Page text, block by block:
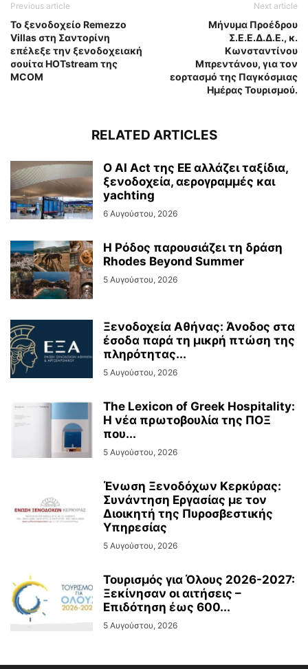
Previous article
Το ξενοδοχείο Remezzo
Villas στη Σαντορίνη
επέλεξε την ξενοδοχειακή
σουίτα HOTstream της
MCOM
Next article
Μήνυμα Προέδρου
Σ.Ε.Ε.Δ.Δ.Ε., κ.
Κωνσταντίνου
Μπρεντάνου, για τον
εορτασμό της Παγκόσμιας
Ημέρας Τουρισμού.
RELATED ARTICLES
Ο AI Act της ΕΕ αλλάζει ταξίδια,
ξενοδοχεία, αερογραμμές και
yachting
6 Αυγούστου, 2026
Η Ρόδος παρουσιάζει τη δράση
Rhodes Beyond Summer
5 Αυγούστου, 2026
Ξενοδοχεία Αθήνας: Άνοδος στα
έσοδα παρά τη μικρή πτώση της
πληρότητας...
5 Αυγούστου, 2026
The Lexicon of Greek Hospitality:
Η νέα πρωτοβουλία της ΠΟΞ
που...
5 Αυγούστου, 2026
Ένωση Ξενοδόχων Κερκύρας:
Συνάντηση Εργασίας με τον
Διοικητή της Πυροσβεστικής
Υπηρεσίας
5 Αυγούστου, 2026
Τουρισμός για Όλους 2026-2027:
Ξεκίνησαν οι αιτήσεις –
Επιδότηση έως 600...
5 Αυγούστου, 2026